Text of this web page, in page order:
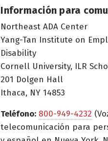
Información para
Northeast ADA Center
Yang-Tan Institute on
Disability
Cornell University, ILR
201 Dolgen Hall
Ithaca, NY 14853
Teléfono: 800-949-4232
telecomunicación para